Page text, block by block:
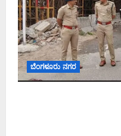
ಬೆಂಗಳೂರು ನಗರ